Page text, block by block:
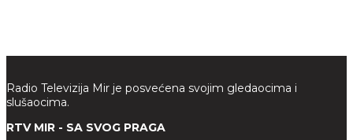
Radio Televizija Mir je posvećena svojim gledaocima i
slušaocima.
RTV MIR - SA SVOG PRAGA